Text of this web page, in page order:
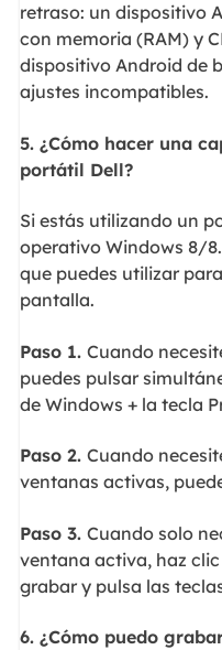
retraso: un dispositivo
con memoria (RAM) y
dispositivo Android de
ajustes incompatibles.
5. ¿Cómo hacer una
portátil Dell?
Si estás utilizando un
operativo Windows 8/
que puedes utilizar
pantalla.
Paso 1. Cuando
puedes pulsar
de Windows + la tecla
Paso 2. Cuando
ventanas activas,
Paso 3. Cuando solo
ventana activa, haz
grabar y pulsa las
6. ¿Cómo puedo